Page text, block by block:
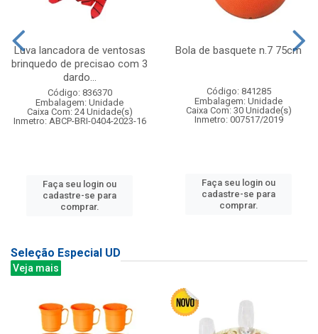
Luva lancadora de ventosas
brinquedo de precisao com 3
dardo...
Código: 836370
Embalagem: Unidade
Caixa Com: 24 Unidade(s)
Inmetro: ABCP-BRI-0404-2023-16
Faça seu login ou
cadastre-se para
comprar.
Bola de basquete n.7 75cm
Código: 841285
Embalagem: Unidade
Caixa Com: 30 Unidade(s)
Inmetro: 007517/2019
Faça seu login ou
cadastre-se para
comprar.
Seleção Especial UD
Veja mais